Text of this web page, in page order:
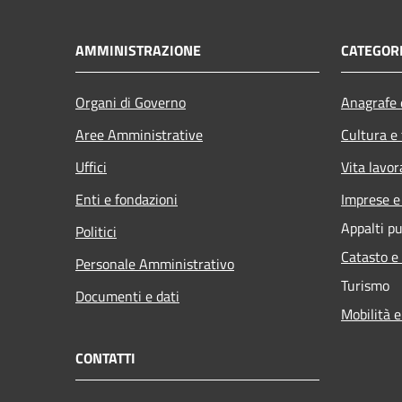
AMMINISTRAZIONE
Organi di Governo
Aree Amministrative
Uffici
Enti e fondazioni
Politici
Personale Amministrativo
Documenti e dati
Cultura
Vita
Imprese
Appalti
Catasto
Turismo
Mobilità
CONTATTI